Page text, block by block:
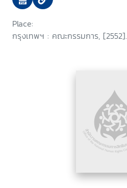
Place:
กรุงเทพฯ : คณะกรรมการ, [2552].